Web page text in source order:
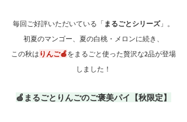
毎回ご好評いただいている「 まるごとシリーズ」。
初夏のマンゴー、夏の白桃・メロンに続き、
この秋は りんご🍎をまるごと使った贅沢な2品が登場
しました！
🍏まるごとりんごのご褒美パイ【秋限定】